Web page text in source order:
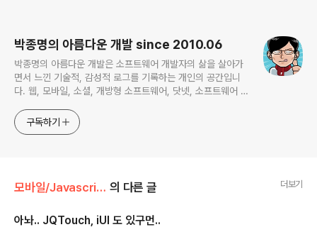
박종명의 아름다운 개발 since 2010.06
박종명의 아름다운 개발은 소프트웨어 개발자의 삶을 살아가
면서 느낀 기술적, 감성적 로그를 기록하는 개인의 공간입니
다. 웹, 모바일, 소셜, 개방형 소프트웨어, 닷넷, 소프트웨어 공
술 분야를 위주로 글을 채워나갈 예정입니다. 간혹 무의미한
잡설도 포함한채...
구독하기
모바일/Javascript 의 다른 글 더보기
아놔.. JQTouch, iUI 도 있구먼..